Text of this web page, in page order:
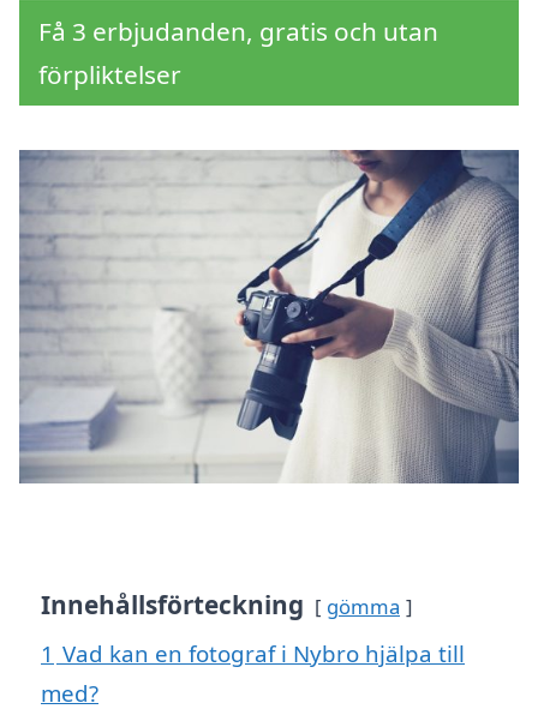
Få 3 erbjudanden, gratis och utan
förpliktelser
Innehållsförteckning gömma
1 Vad kan en fotograf i Nybro hjälpa till
med?